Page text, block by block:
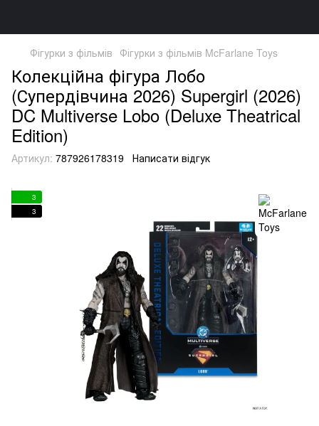
Фігурки з фільмів Фігурки з фільмів McFarlane Toys
Колекційна фігура Лобо
(Супердівчина 2026) Supergirl (2026)
DC Multiverse Lobo (Deluxe Theatrical
Edition)
Артикул: 787926178319 Написати відгук
3
3